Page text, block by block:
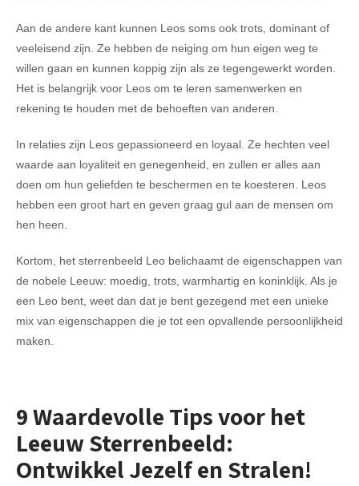
Aan de andere kant kunnen Leos soms ook trots, dominant of
veeleisend zijn. Ze hebben de neiging om hun eigen weg te
willen gaan en kunnen koppig zijn als ze tegengewerkt worden.
Het is belangrijk voor Leos om te leren samenwerken en
rekening te houden met de behoeften van anderen.
In relaties zijn Leos gepassioneerd en loyaal. Ze hechten veel
waarde aan loyaliteit en genegenheid, en zullen er alles aan
doen om hun geliefden te beschermen en te koesteren. Leos
hebben een groot hart en geven graag gul aan de mensen om
hen heen.
Kortom, het sterrenbeeld Leo belichaamt de eigenschappen van
de nobele Leeuw: moedig, trots, warmhartig en koninklijk. Als je
een Leo bent, weet dan dat je bent gezegend met een unieke
mix van eigenschappen die je tot een opvallende persoonlijkheid
maken.
9 Waardevolle Tips voor het
Leeuw Sterrenbeeld:
Ontwikkel Jezelf en Stralen!